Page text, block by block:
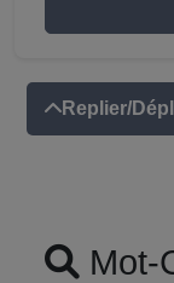
Replier/
Mot-